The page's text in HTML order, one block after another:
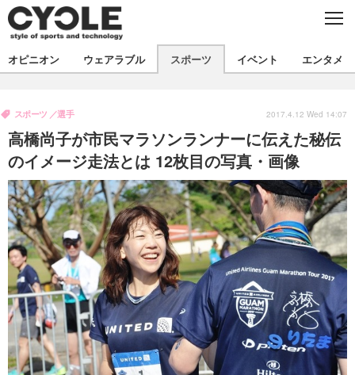
C
E
製品/用品
衣類
飲食
バックナンバー
コラム
インプレ
ボイス
デバイス
ビジネス
国内
海外
スポーツ
短信
まとめ
選手
写真
動画
イベント
試乗会
スポーツ
ツアー
文化
エンタメ
芸能
出版／映画
話題
ファッション
デザイン
写真
動画
ライフ
社会
政治
ハウツー
オピニオン ウェアラブル スポーツ イベント エンタメ
高橋尚子が市民マラソンランナーに伝えた秘伝
のイメージ走法とは 12枚目の写真・画像
スポーツ 選手 2017.4.12 Wed 14:07